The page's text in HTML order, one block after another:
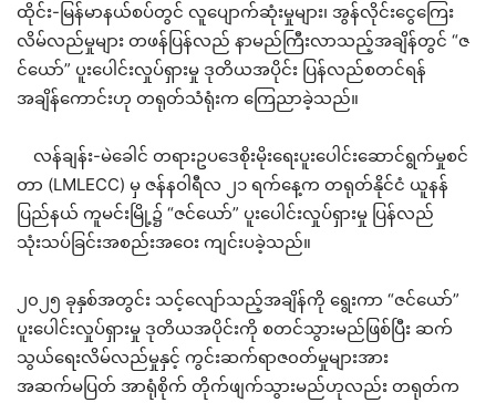
ထိုင်း-မြန်မာနယ်စပ်တွင် လူပျောက်ဆုံးမှုများ၊ အွန်လိုင်းငွေကြေး
လိမ်လည်မှုများ ​တဖန်ပြန်လည် နာမည်ကြီးလာသည့်အချိန်တွင် “ဇ
င်ယော်” ပူးပေါင်းလှုပ်ရှားမှု ဒုတိယအပိုင်း ပြန်လည်စတင်ရန်
အချိန်ကောင်းဟု တရုတ်သံရုံးက ကြေညာခဲ့သည်။
လန်ချန်း-မဲခေါင် တရားဥပဒေစိုးမိုးရေးပူးပေါင်းဆောင်ရွက်မှုစင်
တာ (LMLECC) မှ ဇန်နဝါရီလ ၂၁ ရက်နေ့က တရုတ်နိုင်ငံ ယူနန်
ပြည်နယ် ကူမင်းမြို့၌ “ဇင်ယော်” ပူးပေါင်းလှုပ်ရှားမှု ပြန်လည်
သုံးသပ်ခြင်းအစည်းအဝေး ကျင်းပခဲ့သည်။
၂၀၂၅ ခုနှစ်အတွင်း သင့်လျော်သည့်အချိန်ကို ရွေးကာ “ဇင်ယော်”
ပူးပေါင်းလှုပ်ရှားမှု ဒုတိယအပိုင်းကို စတင်သွားမည်ဖြစ်ပြီး ဆက်
သွယ်ရေးလိမ်လည်မှုနှင့် ကွင်းဆက်ရာဇ၀တ်မှုများအား
အဆက်မပြတ် အာရုံစိုက် တိုက်ဖျက်သွားမည်ဟုလည်း တရုတ်က